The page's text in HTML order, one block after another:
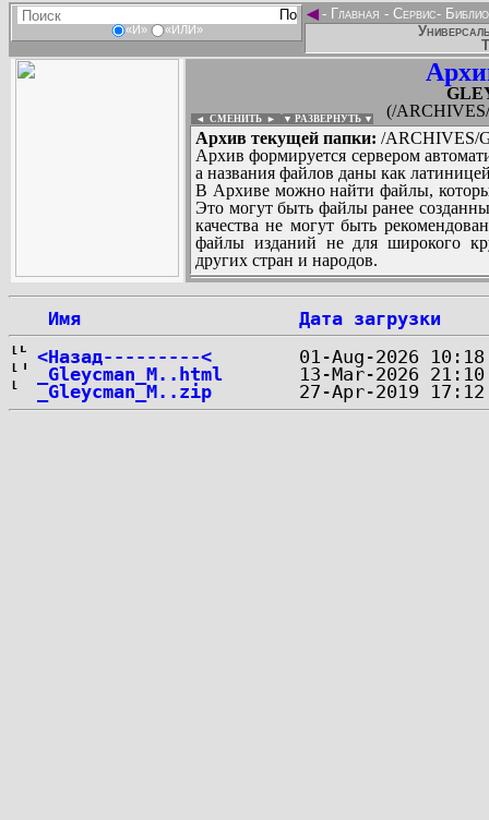
«И» «ИЛИ»
◄- Главная - Сервис-
(/
◄ СМЕНИТЬ ► ▼ РАЗВЕРНУТЬ ▼
Архив текущей папки: /ARCHIVES/
Архив формируется сервером
а названия файлов даны как
В Архиве можно найти файлы,
Это могут быть файлы ранее
качества не могут быть
файлы изданий не для широкого
других стран и народов.
Имя
Дата загрузки
<Назад---------<
_Gleycman_M..html
_Gleycman_M..zip